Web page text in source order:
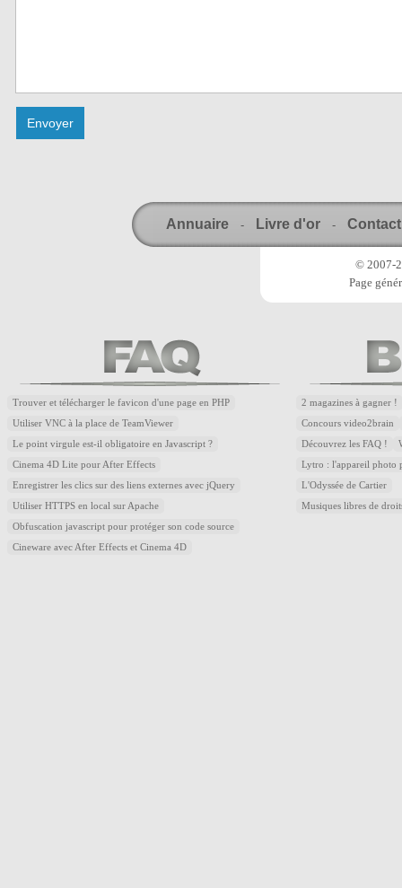
Annuaire - Livre d'or - Contact
© 2007-
Page
Trouver et télécharger le favicon d'une page en PHP
Utiliser VNC à la place de TeamViewer
Le point virgule est-il obligatoire en Javascript ?
Cinema 4D Lite pour After Effects
Enregistrer les clics sur des liens externes avec jQuery
Utiliser HTTPS en local sur Apache
Obfuscation javascript pour protéger son code source
Cineware avec After Effects et Cinema 4D
2 magazines à gagner !
Concours video2brain
Découvrez les FAQ !
Lytro : l'appareil photo
L'Odyssée de Cartier
Musiques libres de